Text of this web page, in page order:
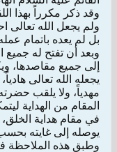
وقد ذكر مكرراً بهذا
ولم يجعل الله تعالى
بل لم يعده باتمام
وبعد أن تفتح له
إلى جميع مقاصدها،
يجعله الله تعالى
مهدياً، ولا يلقب
المقام من الهداية
في مقام هداية
يوصله إلى غايته بحسب
وطبق هذه الملاحظة